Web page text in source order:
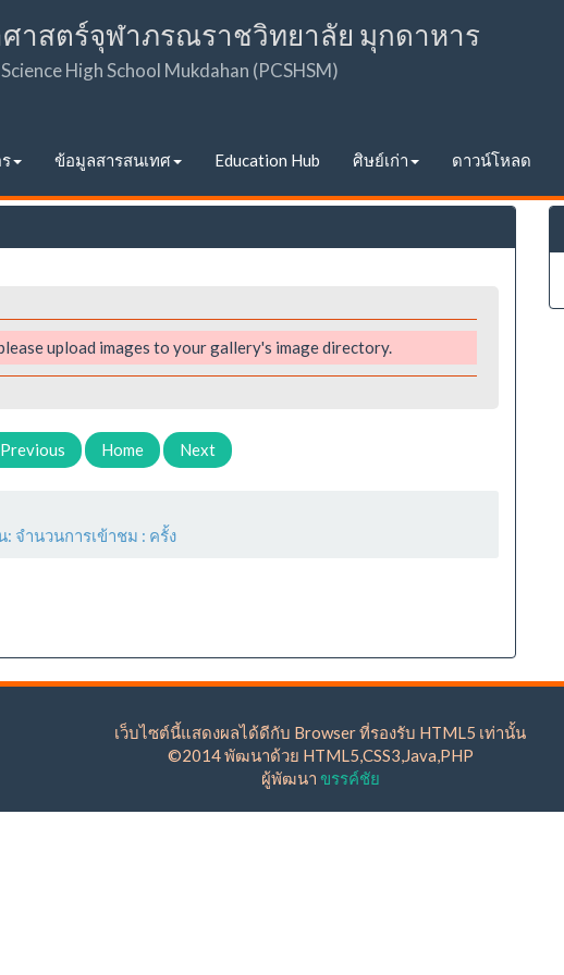
ศาสตร์จุฬาภรณราชวิทยาลัย มุกดาหาร
High School Mukdahan (PCSHSM)
ข้อมูลสารสนเทศ Education Hub ศิษย์เก่า ดาวน์โหลด
upload images to your gallery's image directory.
Previous Home Next
จำนวนการเข้าชม : ครั้ง
เว็บไซต์นี้แสดงผลได้ดีกับ Browser ที่รองรับ HTML5 เท่านั้น
©2014 พัฒนาด้วย HTML5,CSS3,Java,PHP
ผู้พัฒนา ขรรค์ชัย